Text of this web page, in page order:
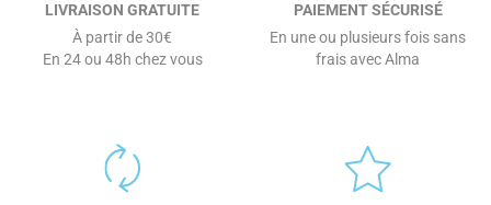
LIVRAISON GRATUITE
À partir de 30€
En 24 ou 48h chez vous
PAIEMENT SÉCURISÉ
En une ou plusieurs fois sans
frais avec Alma